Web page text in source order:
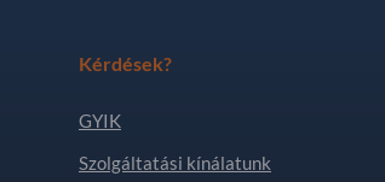
Kérdések?
GYIK
Szolgáltatási kínálatunk